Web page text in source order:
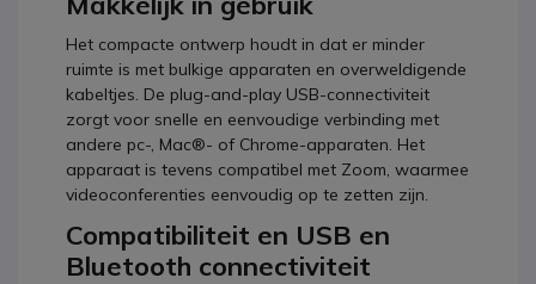
Het compacte ontwerp houdt in dat er minder
ruimte is met bulkige apparaten en overweldigende
kabeltjes. De plug-and-play USB-connectiviteit
zorgt voor snelle en eenvoudige verbinding met
andere pc-, Mac®- of Chrome-apparaten. Het
apparaat is tevens compatibel met Zoom, waarmee
videoconferenties eenvoudig op te zetten zijn.
Compatibiliteit en USB en
Bluetooth connectiviteit